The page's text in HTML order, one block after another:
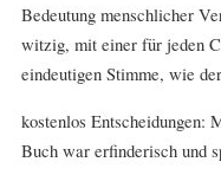
Bedeutung menschlicher
witzig, mit einer für jeden
eindeutigen Stimme, wie
kostenlos Entscheidungen:
Buch war erfinderisch und